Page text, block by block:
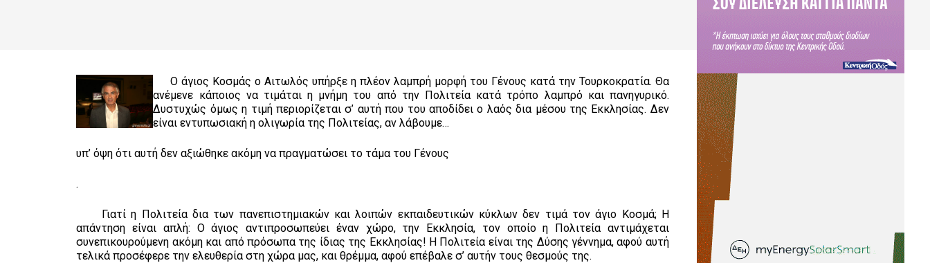
Ο άγιος Κοσμάς ο Αιτωλός υπήρξε η πλέον λαμπρή μορφή του Γένους κατά την Τουρκοκρατία. Θα
ανέμενε κάποιος να τιμάται η μνήμη του από την Πολιτεία κατά τρόπο λαμπρό και πανηγυρικό.
Δυστυχώς όμως η τιμή περιορίζεται σ’ αυτή που του αποδίδει ο λαός δια μέσου της Εκκλησίας. Δεν
είναι εντυπωσιακή η ολιγωρία της Πολιτείας, αν λάβουμε…
υπ’ όψη ότι αυτή δεν αξιώθηκε ακόμη να πραγματώσει το τάμα του Γένους
.
Γιατί η Πολιτεία δια των πανεπιστημιακών και λοιπών εκπαιδευτικών κύκλων δεν τιμά τον άγιο Κοσμά; Η
απάντηση είναι απλή: Ο άγιος αντιπροσωπεύει έναν χώρο, την Εκκλησία, τον οποίο η Πολιτεία αντιμάχεται
συνεπικουρούμενη ακόμη και από πρόσωπα της ίδιας της Εκκλησίας! Η Πολιτεία είναι της Δύσης γέννημα, αφού αυτή
τελικά προσέφερε την ελευθερία στη χώρα μας, και θρέμμα, αφού επέβαλε σ’ αυτήν τους θεσμούς της.